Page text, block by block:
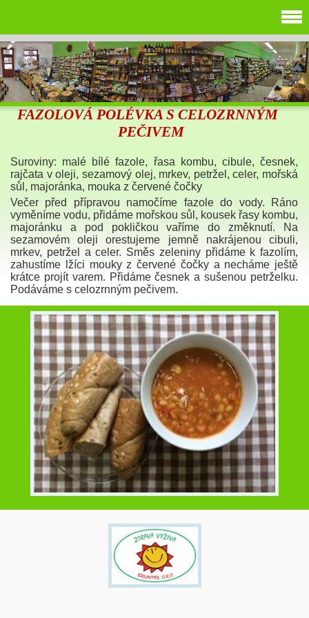
FAZOLOVÁ POLÉVKA S CELOZRNNÝM
PEČIVEM
Suroviny: malé bílé fazole, řasa kombu, cibule, česnek,
rajčata v oleji, sezamový olej, mrkev, petržel, celer, mořská
sůl, majoránka, mouka z červené čočky
Večer před přípravou namočíme fazole do vody. Ráno
vyměníme vodu, přidáme mořskou sůl, kousek řasy kombu,
majoránku a pod pokličkou vaříme do změknutí. Na
sezamovém oleji orestujeme jemně nakrájenou cibuli,
mrkev, petržel a celer. Směs zeleniny přidáme k fazolím,
zahustíme lžíci mouky z červené čočky a necháme ještě
krátce projít varem. Přidáme česnek a sušenou petrželku.
Podáváme s celozrnným pečivem.